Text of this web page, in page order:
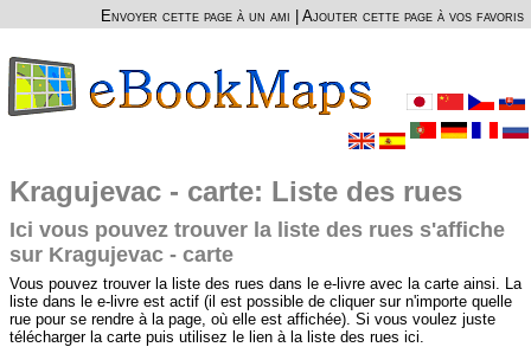
Envoyer cette page à un ami Ajouter cette page à vos favoris
Kragujevac - carte: Liste des rues
Ici vous pouvez trouver la liste des rues s'affiche
sur Kragujevac - carte
Vous pouvez trouver la liste des rues dans le e-livre avec la carte ainsi. La
liste dans le e-livre est actif (il est possible de cliquer sur n'importe quelle
rue pour se rendre à la page, où elle est affichée). Si vous voulez juste
télécharger la carte puis utilisez le lien à la liste des rues ici.